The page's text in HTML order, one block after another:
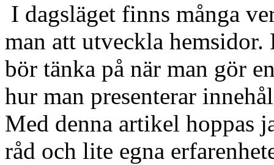
I dagsläget finns många
man att utveckla
bör tänka på när man gör
hur man presenterar
Med denna artikel hoppas
råd och lite egna